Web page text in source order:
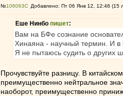
№106063 Добавлено: Пт 06 Янв 12, 12:46 (15
Еше Нинбо пишет:
Вам на БФе сознание
Хинаяна - научный термин. И в
Я не пытаюсь судить о других
Прочувствуйте разницу. В
преимущественно нейтральное
наоборот, преимущественно